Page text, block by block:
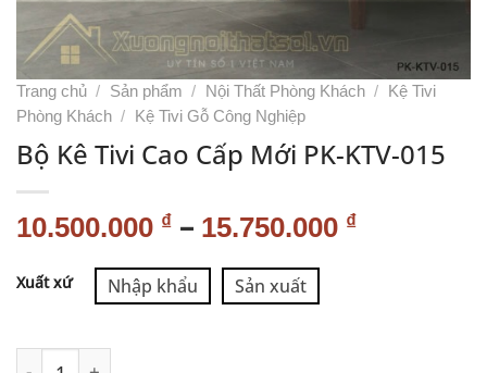
Trang chủ / Sản phẩm / Nội Thất Phòng Khách /
Kệ Tivi
Phòng Khách / Kệ Tivi Gỗ Công Nghiệp
Bộ Kê Tivi Cao Cấp Mới PK-KTV-015
10.500.000 ₫ – 15.750.000 ₫
Xuất xứ Nhập khẩu Sản xuất
Alternative: